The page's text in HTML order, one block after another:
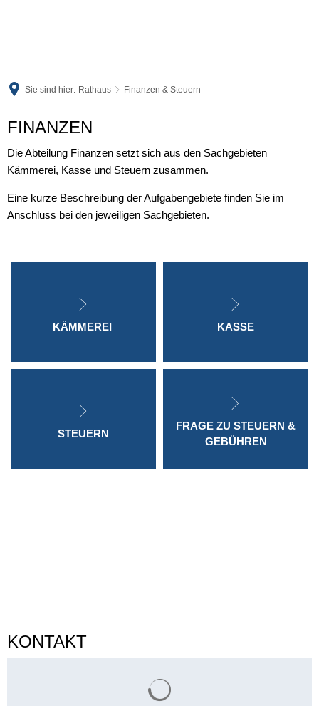
Sie sind hier: Rathaus Finanzen & Steuern
Finanzen
&
Steuern
FINANZEN
Die Abteilung Finanzen setzt sich aus den Sachgebieten
Kämmerei, Kasse und Steuern zusammen.
Eine kurze Beschreibung der Aufgabengebiete finden Sie im
Anschluss bei den jeweiligen Sachgebieten.
KÄMMEREI KASSE
STEUERN
FRAGE ZU STEUERN &
GEBÜHREN
KONTAKT